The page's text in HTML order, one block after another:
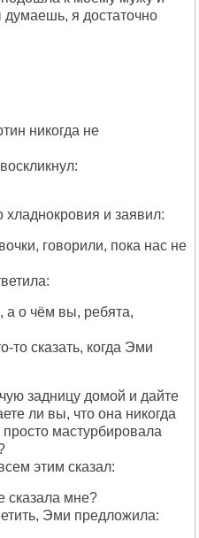
думаешь, я достаточно
никогда не
и заявил:
говорили, пока нас не
а о чём вы, ребята,
то сказать, когда Эми
задницу домой и дайте
ли вы, что она никогда
мастурбировала
этим сказал:
сказала мне?
Эми предложила: